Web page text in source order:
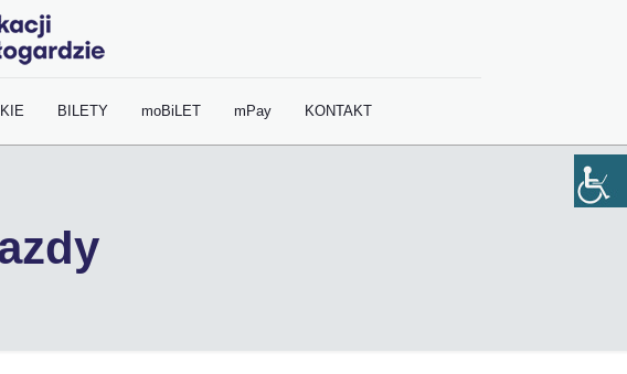
BILETY moBiLET mPay KONTAKT